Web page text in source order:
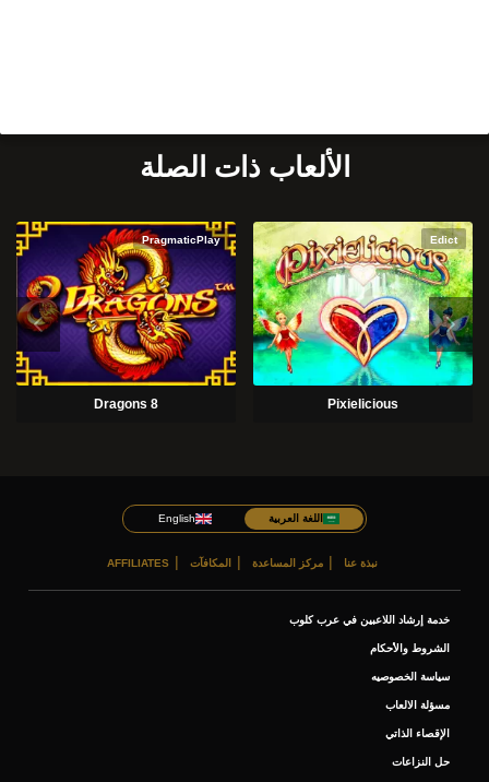
الألعاب ذات الصلة
Edict
Pixielicious
PragmaticPlay
8 Dragons
اللغة العربية English
نبذة عنا مركز المساعدة المكافآت AFFILIATES
خدمة إرشاد اللاعبين في عرب كلوب
الشروط والأحكام
سياسة الخصوصيه
مسؤلة الالعاب
الإقصاء الذاتي
حل النزاعات